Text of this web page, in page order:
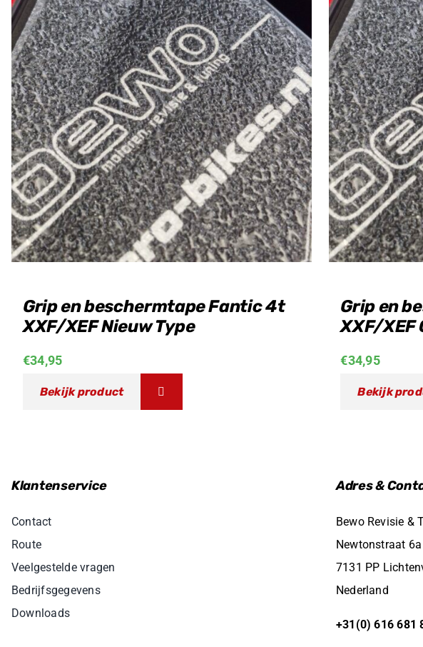
Grip en beschermtape Fantic 4t
XXF/XEF Nieuw Type
€34,95
Bekijk product
Grip en
XXF/XEF
€34,95
Bekijk
Klantenservice
Contact
Route
Veelgestelde vragen
Bedrijfsgegevens
Downloads
Adres &
Bewo Revisie &
Newtonstraat 6a
7131 PP
Nederland
+31(0) 616 681